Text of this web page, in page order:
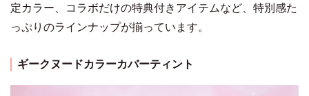
定カラー、コラボだけの特典付きアイテムなど、特別感た
っぷりのラインナップが揃っています。
ギークヌードカラーカバーティント